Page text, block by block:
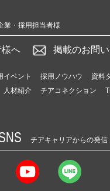
業・採用担当者様
へ 掲載のお問
イベント 採用ノウハウ
資料
人材紹介 チアコネクション
チアキャリアからの発信